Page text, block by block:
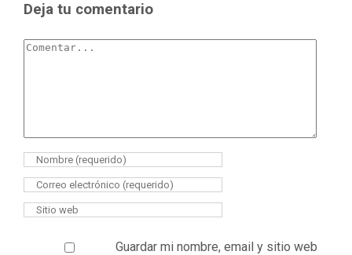
Deja tu comentario
Guardar mi nombre, email y sitio web